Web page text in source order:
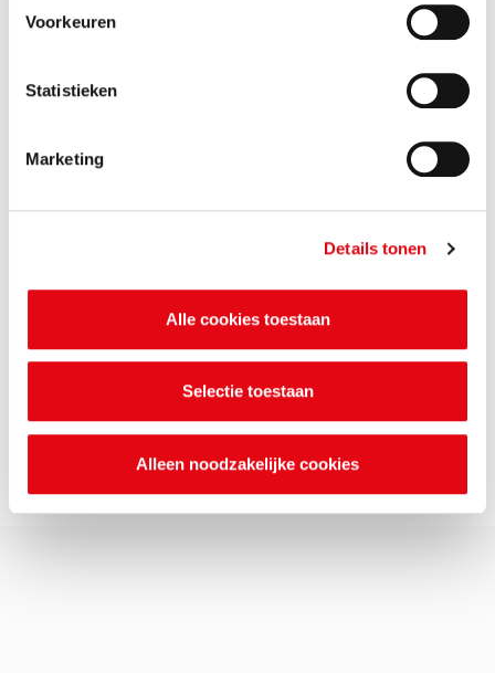
Voorkeuren
Statistieken
Marketing
Details tonen
Alle cookies toestaan
Selectie toestaan
Alleen noodzakelijke cookies
wat gemeente is”
Als het nieuwe kabinet niet op de rem trapt
is 2022 het jaar van de Omgevingswet.
«
8
Magazine OMWB [in beeld]
Actuele milieuklachten